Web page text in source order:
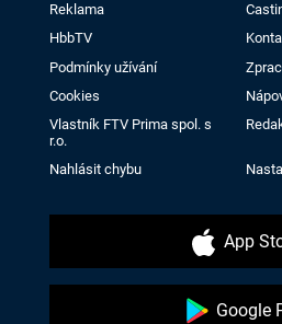
Reklama
HbbTV
Podmínky užívání
Cookies
Vlastník FTV Prima spol. s
r.o.
Nahlásit chybu
App
Google